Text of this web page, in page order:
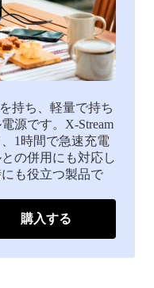
持ち、軽量で持ち
源です。X-Stream
1時間で急速充電
の併用にも対応し
も役立つ製品で
購入する